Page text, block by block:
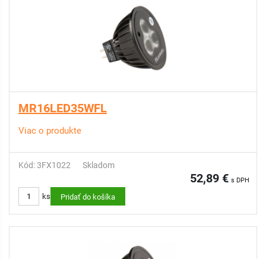
MR16LED35WFL
Viac o produkte
Kód: 3FX1022 Skladom
52,89 € s DPH
ks Pridať do košíka